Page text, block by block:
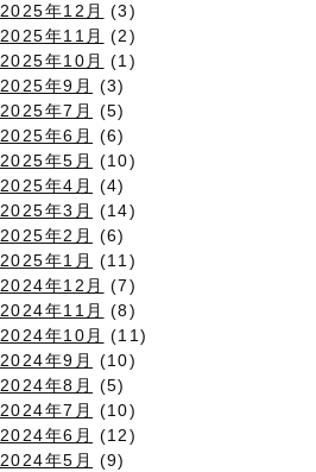
2025年12月
(3)
2025年11月
(2)
2025年10月
(1)
2025年9月
(3)
2025年7月
(5)
2025年6月
(6)
2025年5月
(10)
2025年4月
(4)
2025年3月
(14)
2025年2月
(6)
2025年1月
(11)
2024年12月
(7)
2024年11月
(8)
2024年10月
(11)
2024年9月
(10)
2024年8月
(5)
2024年7月
(10)
2024年6月
(12)
2024年5月
(9)